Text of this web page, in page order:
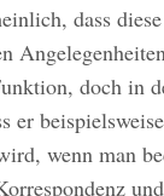
dass
doch in
er
wenn man